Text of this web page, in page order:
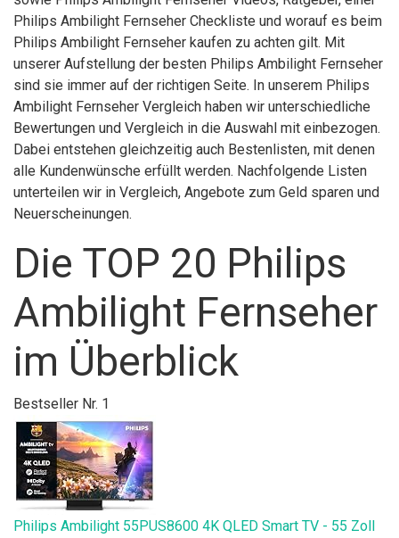
Philips Ambilight Fernseher Checkliste und worauf es beim
Philips Ambilight Fernseher kaufen zu achten gilt. Mit
unserer Aufstellung der besten Philips Ambilight Fernseher
sind sie immer auf der richtigen Seite. In unserem Philips
Ambilight Fernseher Vergleich haben wir unterschiedliche
Bewertungen und Vergleich in die Auswahl mit einbezogen.
Dabei entstehen gleichzeitig auch Bestenlisten, mit denen
alle Kundenwünsche erfüllt werden. Nachfolgende Listen
unterteilen wir in Vergleich, Angebote zum Geld sparen und
Neuerscheinungen.
Die TOP 20 Philips
Ambilight Fernseher
im Überblick
Bestseller Nr. 1
Philips Ambilight 55PUS8600 4K QLED Smart TV - 55 Zoll